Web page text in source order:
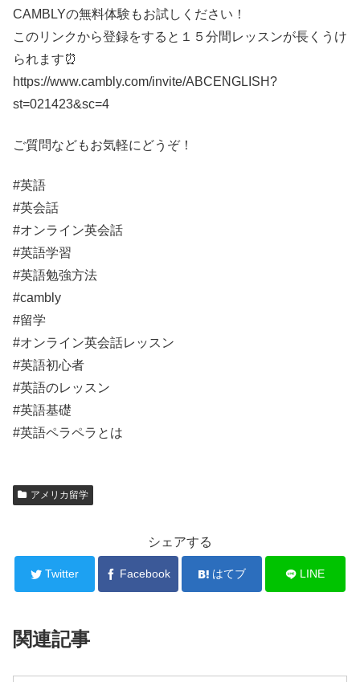
CAMBLYの無料体験もお試しください！
このリンクから登録をすると１５分間レッスンが長くうけ
られます⏰
https://www.cambly.com/invite/ABCENGLISH?
st=021423&sc=4
ご質問などもお気軽にどうぞ！
#英語
#英会話
#オンライン英会話
#英語学習
#英語勉強方法
#cambly
#留学
#オンライン英会話レッスン
#英語初心者
#英語のレッスン
#英語基礎
#英語ペラペラとは
アメリカ留学
シェアする
Twitter Facebook はてブ LINE
関連記事